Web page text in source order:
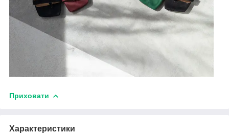
Приховати
Характеристики